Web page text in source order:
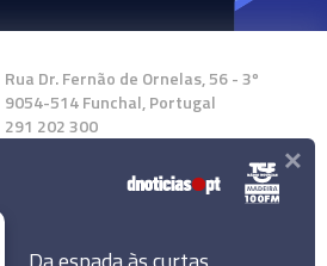
Rua Dr. Fernão de Ornelas, 56 - 3º
9054-514 Funchal, Portugal
291 202 300
Instale a nossa App ×